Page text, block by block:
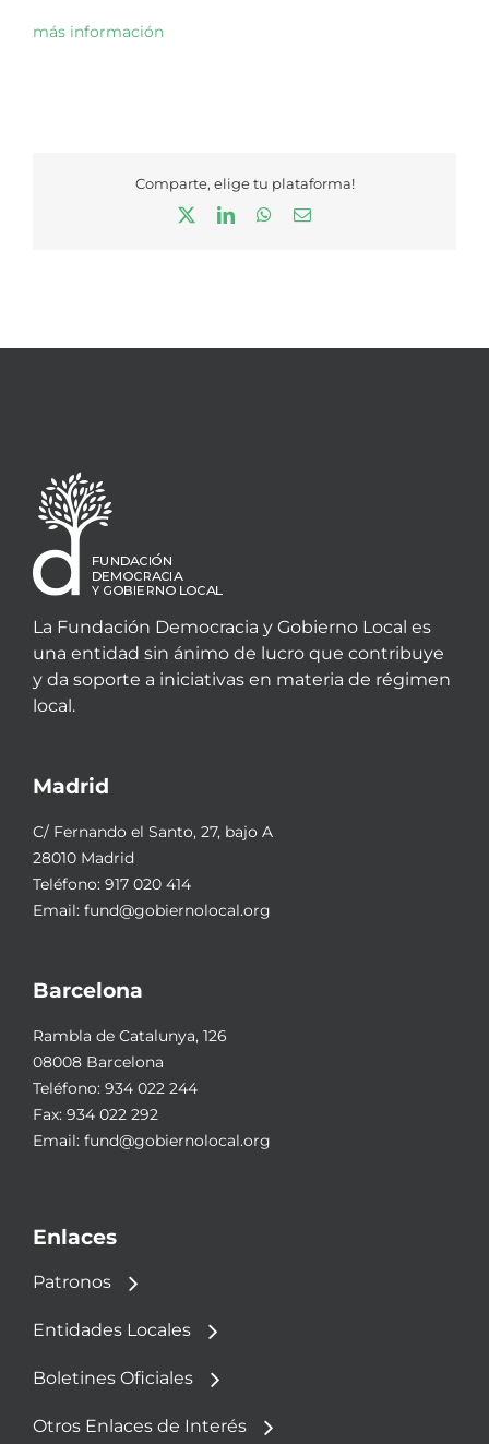
más información
Comparte, elige tu plataforma!
LinkedInWhatsApp
Correo
La Fundación Democracia y Gobierno Local es
una entidad sin ánimo de lucro que contribuye
y da soporte a iniciativas en materia de régimen
local.
Madrid
C/ Fernando el Santo, 27, bajo A
28010 Madrid
Teléfono: 917 020 414
Email: fund@gobiernolocal.org
Barcelona
Rambla de Catalunya, 126
08008 Barcelona
Teléfono: 934 022 244
Fax: 934 022 292
Email: fund@gobiernolocal.org
Enlaces
Patronos
Entidades Locales
Boletines Oficiales
Otros Enlaces de Interés